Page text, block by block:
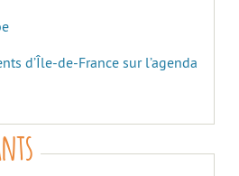
d’Île-de-France sur l’agenda